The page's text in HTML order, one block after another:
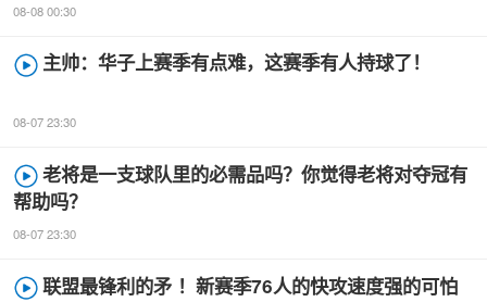
08-08 00:30
主帅：华子上赛季有点难，这赛季有人持球了！
08-07 23:30
老将是一支球队里的必需品吗？你觉得老将对夺冠有
帮助吗？
08-07 23:30
联盟最锋利的矛 ！新赛季76人的快攻速度强的可怕